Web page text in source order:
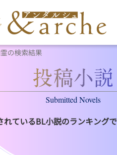
の検索結果
Submitted Novels
れているBL小説のランキングで